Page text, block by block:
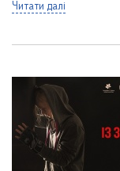
Читати далі